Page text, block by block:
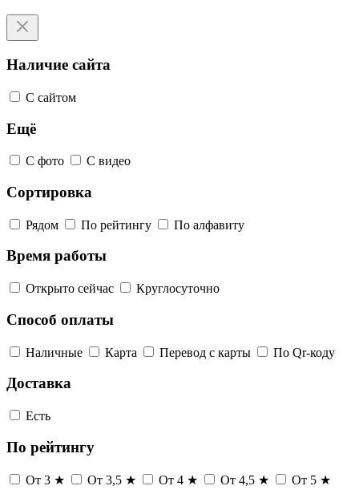
Наличие сайта
С сайтом
Ещё
С фото С видео
Сортировка
Рядом По рейтингу По алфавиту
Время работы
Открыто сейчас Круглосуточно
Способ оплаты
Наличные Карта Перевод с карты По Qr-коду
Доставка
Есть
По рейтингу
От 3 ★ От 3,5 ★ От 4 ★ От 4,5 ★ От 5 ★